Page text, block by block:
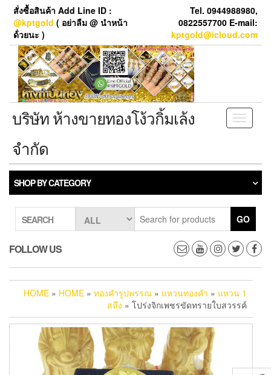
Skip
content
สั่งซื้อสินค้า Add Line ID :
@kptgold ( อย่าลืม @ นำหน้า
ด้่วยนะ )
Tel. 0944988980,
0822557700 E-mail:
kptgold@icloud.com
Toggle
บริษัท ห้างขายทองโง้วกิ้มเล้ง
จำกัด
SHOP BY CATEGORY
SEARCH GO
FOLLOW US
HOME » HOME » ทองคำรูปพรรณ » แหวนทองคำ » แหวน 1
สลึง » โปร่งจิกเพชรขัดทรายใบสวรรค์